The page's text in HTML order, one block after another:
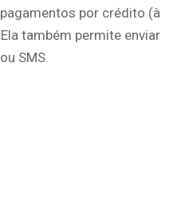
por crédito (à
também permite enviar
SMS.